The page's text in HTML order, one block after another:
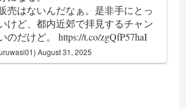
売はないんだなぁ。是非手にとっ
けど、都内近郊で拝見するチャン
のだけど。https://t.co/zgQfP57haI
August 31, 2025